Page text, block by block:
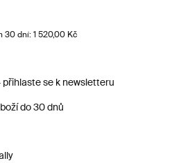
30 dní: 1 520,00 Kč
se k newsletteru
do 30 dnů